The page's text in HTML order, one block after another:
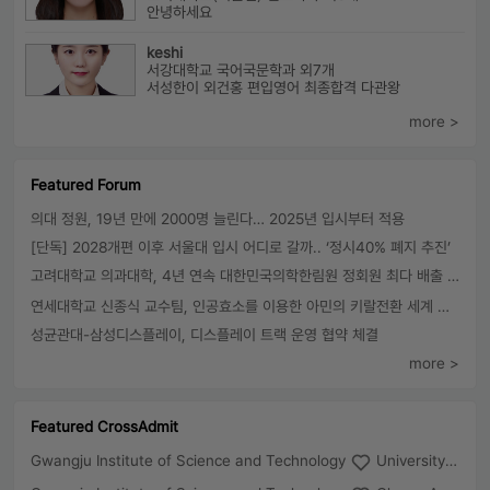
안녕하세요
keshi
서강대학교 국어국문학과 외7개
서성한이 외건홍 편입영어 최종합격 다관왕
more >
Featured Forum
의대 정원, 19년 만에 2000명 늘린다… 2025년 입시부터 적용
[단독] 2028개편 이후 서울대 입시 어디로 갈까.. ‘정시40% 폐지 추진’
고려대학교 의과대학, 4년 연속 대한민국의학한림원 정회원 최다 배출 外
연세대학교 신종식 교수팀, 인공효소를 이용한 아민의 키랄전환 세계 최초로 성공
성균관대-삼성디스플레이, 디스플레이 트랙 운영 협약 체결
more >
Featured CrossAdmit
Gwangju Institute of Science and Technology
University of Seoul